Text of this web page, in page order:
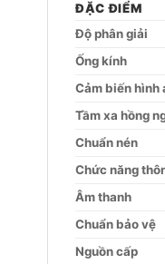
ĐẶC ĐIỂM
Độ phân giải
Ống kính
Cảm biến hình
Tầm xa hồng
Chuẩn nén
Chức năng
Âm thanh
Chuẩn bảo vệ
Nguồn cấp